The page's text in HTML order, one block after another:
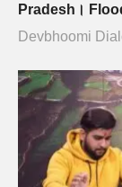
Pradesh।
Devbhoomi